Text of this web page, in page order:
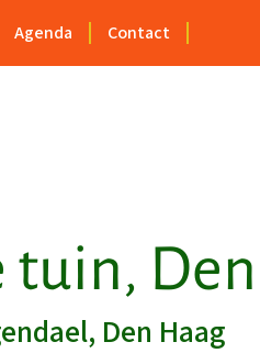
Agenda Contact
tuin,
Den Haag